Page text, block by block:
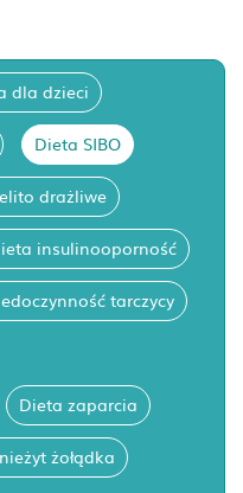
dla dzieci
Dieta SIBO
drażliwe
insulinooporność
tarczycy
Dieta zaparcia
żołądka